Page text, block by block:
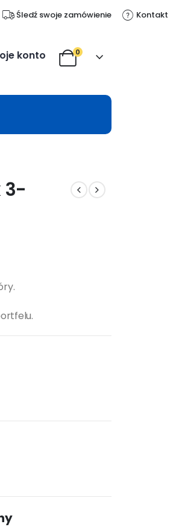
Śledź swoje zamówienie Kontakt
konto 0
3-